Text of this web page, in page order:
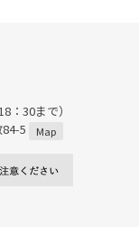
30まで）
5
Map